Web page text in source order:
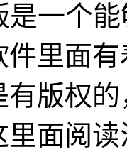
是一个
件里面
有版权
里面阅